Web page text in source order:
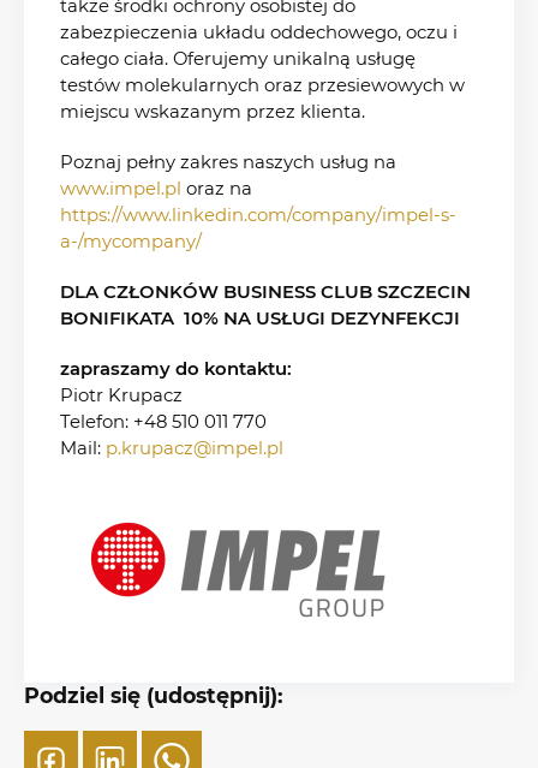
także środki ochrony osobistej do
zabezpieczenia układu oddechowego, oczu i
całego ciała. Oferujemy unikalną usługę
testów molekularnych oraz przesiewowych w
miejscu wskazanym przez klienta.
Poznaj pełny zakres naszych usług na
www.impel.pl oraz na
https://www.linkedin.com/company/impel-s-
a-/mycompany/
DLA CZŁONKÓW BUSINESS CLUB SZCZECIN
BONIFIKATA 10% NA USŁUGI DEZYNFEKCJI
zapraszamy do kontaktu:
Piotr Krupacz
Telefon: +48 510 011 770
Mail: p.krupacz@impel.pl
Podziel się (udostępnij):